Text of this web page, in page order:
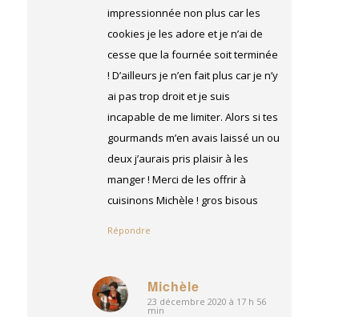
impressionnée non plus car les
cookies je les adore et je n’ai de
cesse que la fournée soit terminée
! D’ailleurs je n’en fait plus car je n’y
ai pas trop droit et je suis
incapable de me limiter. Alors si tes
gourmands m’en avais laissé un ou
deux j’aurais pris plaisir à les
manger ! Merci de les offrir à
cuisinons Michèle ! gros bisous
Répondre
Michèle
dit
23 décembre 2020 à 17 h 56
min